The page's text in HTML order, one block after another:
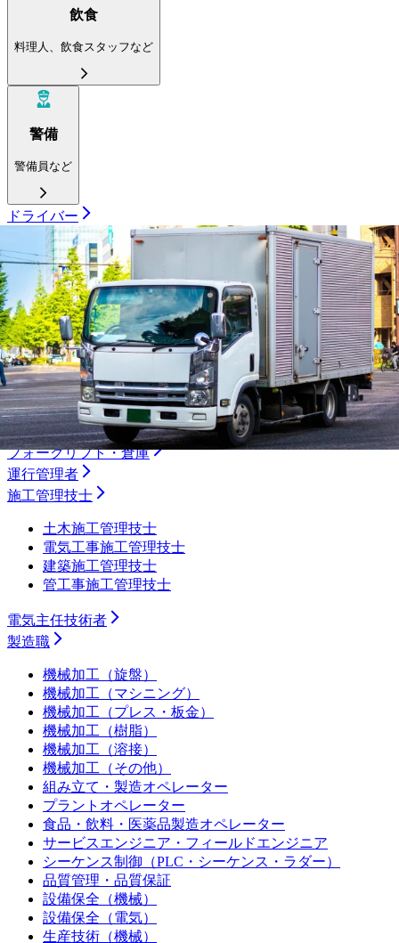
飲食
料理人、飲食スタッフなど
警備
警備員など
ドライバー
大型トラック
中型トラック
準中型トラック
小型トラック
ダンプ
トレーラー
タクシー
バス
ルート配送
長距離
フォークリフト・倉庫
運行管理者
施工管理技士
土木施工管理技士
電気工事施工管理技士
建築施工管理技士
管工事施工管理技士
電気主任技術者
製造職
機械加工（旋盤）
機械加工（マシニング）
機械加工（プレス・板金）
機械加工（樹脂）
機械加工（溶接）
機械加工（その他）
組み立て・製造オペレーター
プラントオペレーター
食品・飲料・医薬品製造オペレーター
サービスエンジニア・フィールドエンジニア
シーケンス制御（PLC・シーケンス・ラダー）
品質管理・品質保証
設備保全（機械）
設備保全（電気）
生産技術（機械）